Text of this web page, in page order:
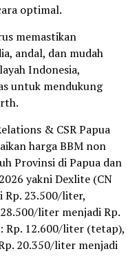
optimal.
memastikan
andal, dan mudah
Indonesia,
untuk mendukung
& CSR Papua
harga BBM non
Provinsi di Papua dan
yakni Dexlite (CN
Rp. 23.500/liter,
liter menjadi Rp.
Rp. 12.600/liter (tetap),
20.350/liter menjadi